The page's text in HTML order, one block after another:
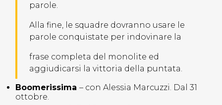
parole.
Alla fine, le squadre dovranno usare le
parole conquistate per indovinare la
frase completa del monolite ed
aggiudicarsi la vittoria della puntata.
Boomerissima – con Alessia Marcuzzi. Dal 31
ottobre.